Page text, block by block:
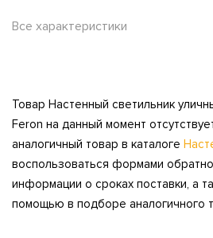
Все характеристики
Товар Настенный светильник
Feron на данный момент
аналогичный товар в каталоге
воспользоваться формами
информации о сроках поставки, а
помощью в подборе аналогичного